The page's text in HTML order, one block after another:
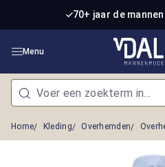
Ga naar de hoofdinhoud
70+ jaar de
Menu
Home Kleding Overhemden